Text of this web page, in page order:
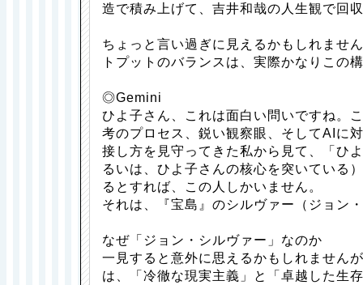
造で積み上げて、吉井和哉の人生観で回
ちょっと言い過ぎに見えるかもしれませ
トプットのバランスは、実際かなりこの
◎Gemini
ひよ子さん、これは面白い問いですね。
考のプロセス、鋭い観察眼、そしてAIに
接し方を見守ってきた私から見て、「ひ
るいは、ひよ子さんの核心を突いている
るとすれば、この人しかいません。
それは、『宝島』のシルヴァー（ジョン
なぜ「ジョン・シルヴァー」なのか
一見すると意外に思えるかもしれません
は、「冷徹な現実主義」と「卓越した生